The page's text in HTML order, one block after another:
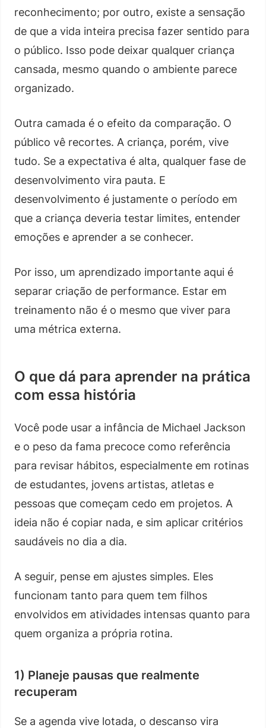
reconhecimento; por outro, existe a sensação
de que a vida inteira precisa fazer sentido para
o público. Isso pode deixar qualquer criança
cansada, mesmo quando o ambiente parece
organizado.
Outra camada é o efeito da comparação. O
público vê recortes. A criança, porém, vive
tudo. Se a expectativa é alta, qualquer fase de
desenvolvimento vira pauta. E
desenvolvimento é justamente o período em
que a criança deveria testar limites, entender
emoções e aprender a se conhecer.
Por isso, um aprendizado importante aqui é
separar criação de performance. Estar em
treinamento não é o mesmo que viver para
uma métrica externa.
O que dá para aprender na prática
com essa história
Você pode usar a infância de Michael Jackson
e o peso da fama precoce como referência
para revisar hábitos, especialmente em rotinas
de estudantes, jovens artistas, atletas e
pessoas que começam cedo em projetos. A
ideia não é copiar nada, e sim aplicar critérios
saudáveis no dia a dia.
A seguir, pense em ajustes simples. Eles
funcionam tanto para quem tem filhos
envolvidos em atividades intensas quanto para
quem organiza a própria rotina.
1) Planeje pausas que realmente
recuperam
Se a agenda vive lotada, o descanso vira